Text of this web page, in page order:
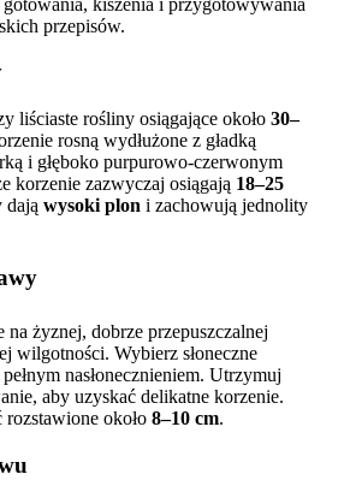
przepisów.
liściaste rośliny osiągające około 30–
rosną wydłużone z gładką
i głęboko purpurowo-czerwonym
korzenie zazwyczaj osiągają 18–25
dają wysoki plon i zachowują jednolity
żyznej, dobrze przepuszczalnej
wilgotności. Wybierz słoneczne
nasłonecznieniem. Utrzymuj
aby uzyskać delikatne korzenie.
około 8–10 cm.